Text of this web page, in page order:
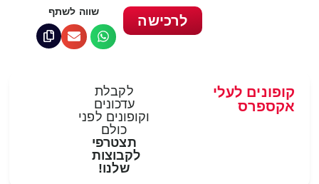
שווה לשתף
לרכישה
לקבלת
עדכונים
וקופונים לפני
כולם
תצטרפי
לקבוצות
שלנו!
קופונים לעלי
אקספרס